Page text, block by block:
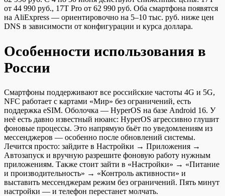
от 44 990 руб., 17T Pro от 62 990 руб. Оба смартфона появятся
на AliExpress — ориентировочно на 5–10 тыс. руб. ниже цен
DNS в зависимости от конфигурации и курса доллара.
Особенности использования в
России
Смартфоны поддерживают все российские частоты 4G и 5G,
NFC работает с картами «Мир» без ограничений, есть
поддержка eSIM. Оболочка — HyperOS на базе Android 16. У
неё есть давно известный нюанс: HyperOS агрессивно глушит
фоновые процессы. Это напрямую бьёт по уведомлениям из
мессенджеров — особенно после обновлений системы.
Лечится просто: зайдите в Настройки → Приложения →
Автозапуск и вручную разрешите фоновую работу нужным
приложениям. Также стоит зайти в «Настройки» → «Питание
и производительность» → «Контроль активности» и
выставить мессенджерам режим без ограничений. Пять минут
настройки — и телефон перестанет молчать.